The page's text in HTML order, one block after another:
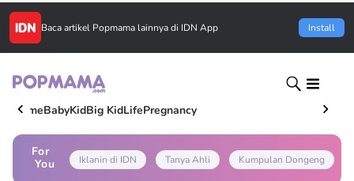
Baca artikel Popmama lainnya di IDN App Install
HomeBabyKidBig KidLifePregnancy
For
You
Iklanin di IDN Tanya Ahli Kumpulan Dongeng